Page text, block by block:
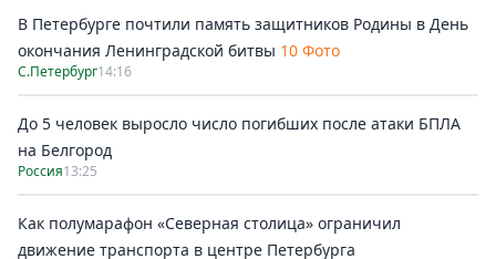
В Петербурге почтили память защитников Родины в День
окончания Ленинградской битвы 10 Фото
С.Петербург14:16
До 5 человек выросло число погибших после атаки БПЛА
на Белгород
Россия13:25
Как полумарафон «Северная столица» ограничил
движение транспорта в центре Петербурга